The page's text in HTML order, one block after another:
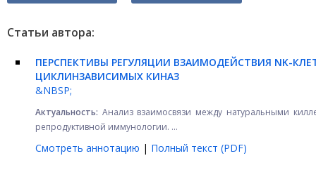
Статьи автора:
ПЕРСПЕКТИВЫ РЕГУЛЯЦИИ ВЗАИМОДЕЙСТВИЯ NK-
ЦИКЛИНЗАВИСИМЫХ КИНАЗ
&NBSP;
Актуальность: Анализ взаимосвязи между натуральными
репродуктивной иммунологии. ...
Смотреть аннотацию | Полный текст (PDF)